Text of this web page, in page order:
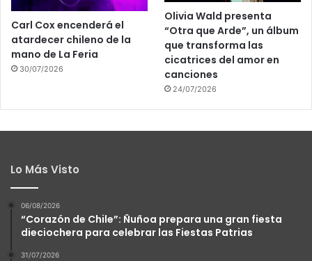
Carl Cox encenderá el
atardecer chileno de la
mano de La Feria
30/07/2026
Olivia Wald presenta
“Otra que Arde”, un álbum
que transforma las
cicatrices del amor en
canciones
24/07/2026
Lo Más Visto
06/08/2026
“Corazón de Chile”: Ñuñoa prepara una gran fiesta
dieciochera para celebrar las Fiestas Patrias
31/07/2026